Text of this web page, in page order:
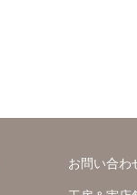
お問い合わ